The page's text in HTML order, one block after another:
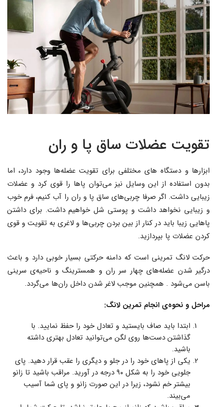
تقویت عضلات ساق پا و ران
ابزارها و دستگاه های مختلفی برای تقویت عضله‌ها وجود دارد، اما
بدون استفاده از این وسایل نیز می‌توان پاها را قوی کرد و عضلات
زیبایی داشت. اگر صرفا چربی‌های ساق پا و ران را آب کنیم، فرم خوب
و زیبایی نخواهد داشت و پوستی شل خواهیم داشت. برای داشتن
پاهایی زیبا باید در کنار از بین بردن چربی‌ها و لاغری به تقویت و قوی
کردن عضلات پا بپردازید.
حرکت لانگ تمرینی است که دامنه حرکتی بسیار خوبی دارد و باعث
درگیر شدن عضله‌های چهار سر ران و همسترینگ و ناحیه‌ی سرینی
باسن می‌شود . همچنین موجب لاغر شدن داخل ران‌ها می‌گردد.
مراحل و نحوه‌ی انجام تمرین لانگ:
ابتدا باید صاف بایستید و تعادل خود را حفظ نمایید. با
گذاشتن دست‌ها روی لگن می‌توانید تعادل بهتری داشته
باشید.
یکی از پاهای خود را در جلو و دیگری را عقب قرار دهید. پای
جلویی خود را به شکل ۹۰ درجه در آورید. مراقب باشید تا زانو
بیشتر خم نشود، زیرا در این صورت زانو و پای شما آسیب
می‌بیند.